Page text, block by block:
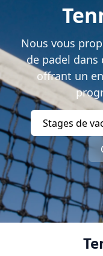
Nous vous
de padel
offrant un
Stages de